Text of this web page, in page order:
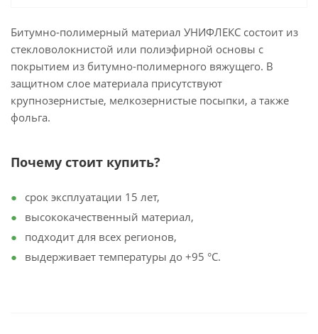
Битумно-полимерный материал УНИФЛЕКС состоит из
стекловолокнистой или полиэфирной основы с
покрытием из битумно-полимерного вяжущего. В
защитном слое материала присутствуют
крупнозернистые, мелкозернистые посыпки, а также
фольга.
Почему стоит купить?
срок эксплуатации 15 лет,
высококачественный материал,
подходит для всех регионов,
выдерживает температуры до +95 °C.